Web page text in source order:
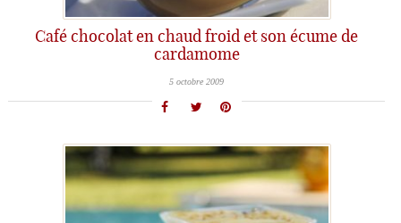
Café chocolat en chaud froid et son écume de
cardamome
5 octobre 2009